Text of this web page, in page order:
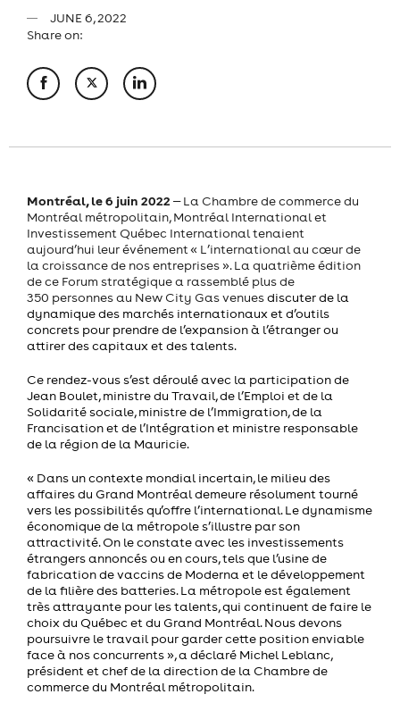
JUNE 6, 2022
Share on:
Montréal, le 6 juin 2022 ‒ La Chambre de commerce du
Montréal métropolitain, Montréal International et
Investissement Québec International tenaient
aujourd’hui leur événement « L’international au cœur de
la croissance de nos entreprises ». La quatrième édition
de ce Forum stratégique a rassemblé plus de
350 personnes au New City Gas venuesdiscuter de la
dynamique des marchés internationaux et d’outils
concrets pour prendre de l’expansion à l’étranger ou
attirer des capitaux et des talents.
Ce rendez-vous s’est déroulé avec la participation de
Jean Boulet, ministre du Travail, de l’Emploi et de la
Solidarité sociale, ministre de l’Immigration, de la
Francisation et de l’Intégration et ministre responsable
de la région de la Mauricie.
« Dans un contexte mondial incertain, le milieu des
affaires du Grand Montréal demeure résolument tourné
vers les possibilités qu’offre l’international. Le dynamisme
économique de la métropole s’illustre par son
attractivité. On le constate avec les investissements
étrangers annoncés ou en cours, tels que l’usine de
fabrication de vaccins de Moderna et le développement
de la filière des batteries. La métropole est également
très attrayante pour les talents, qui continuent de faire le
choix du Québec et du Grand Montréal. Nous devons
poursuivre le travail pour garder cette position enviable
face à nos concurrents », a déclaré Michel Leblanc,
président et chef de la direction de la Chambre de
commerce du Montréal métropolitain.